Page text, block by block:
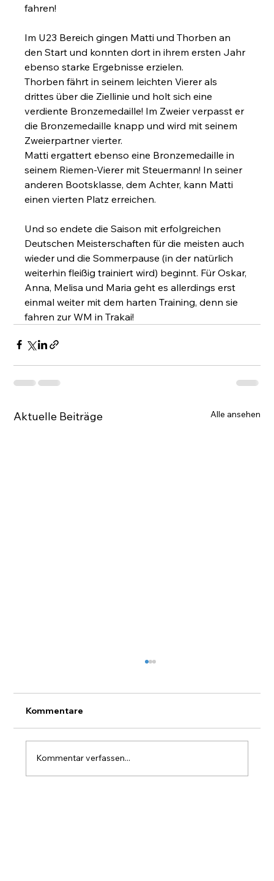
fahren!
Im U23 Bereich gingen Matti und Thorben an
den Start und konnten dort in ihrem ersten Jahr
ebenso starke Ergebnisse erzielen.
Thorben fährt in seinem leichten Vierer als
drittes über die Ziellinie und holt sich eine
verdiente Bronzemedaille! Im Zweier verpasst er
die Bronzemedaille knapp und wird mit seinem
Zweierpartner vierter.
Matti ergattert ebenso eine Bronzemedaille in
seinem Riemen-Vierer mit Steuermann! In seiner
anderen Bootsklasse, dem Achter, kann Matti
einen vierten Platz erreichen.
Und so endete die Saison mit erfolgreichen
Deutschen Meisterschaften für die meisten auch
wieder und die Sommerpause (in der natürlich
weiterhin fleißig trainiert wird) beginnt. Für Oskar,
Anna, Melisa und Maria geht es allerdings erst
einmal weiter mit dem harten Training, denn sie
fahren zur WM in Trakai!
Aktuelle Beiträge Alle ansehen
Kommentare
Kommentar verfassen...